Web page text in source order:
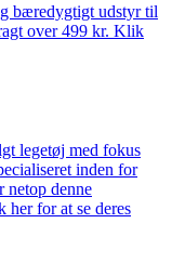
bæredygtigt udstyr til
over 499 kr. Klik
legetøj med fokus
inden for
netop denne
for at se deres